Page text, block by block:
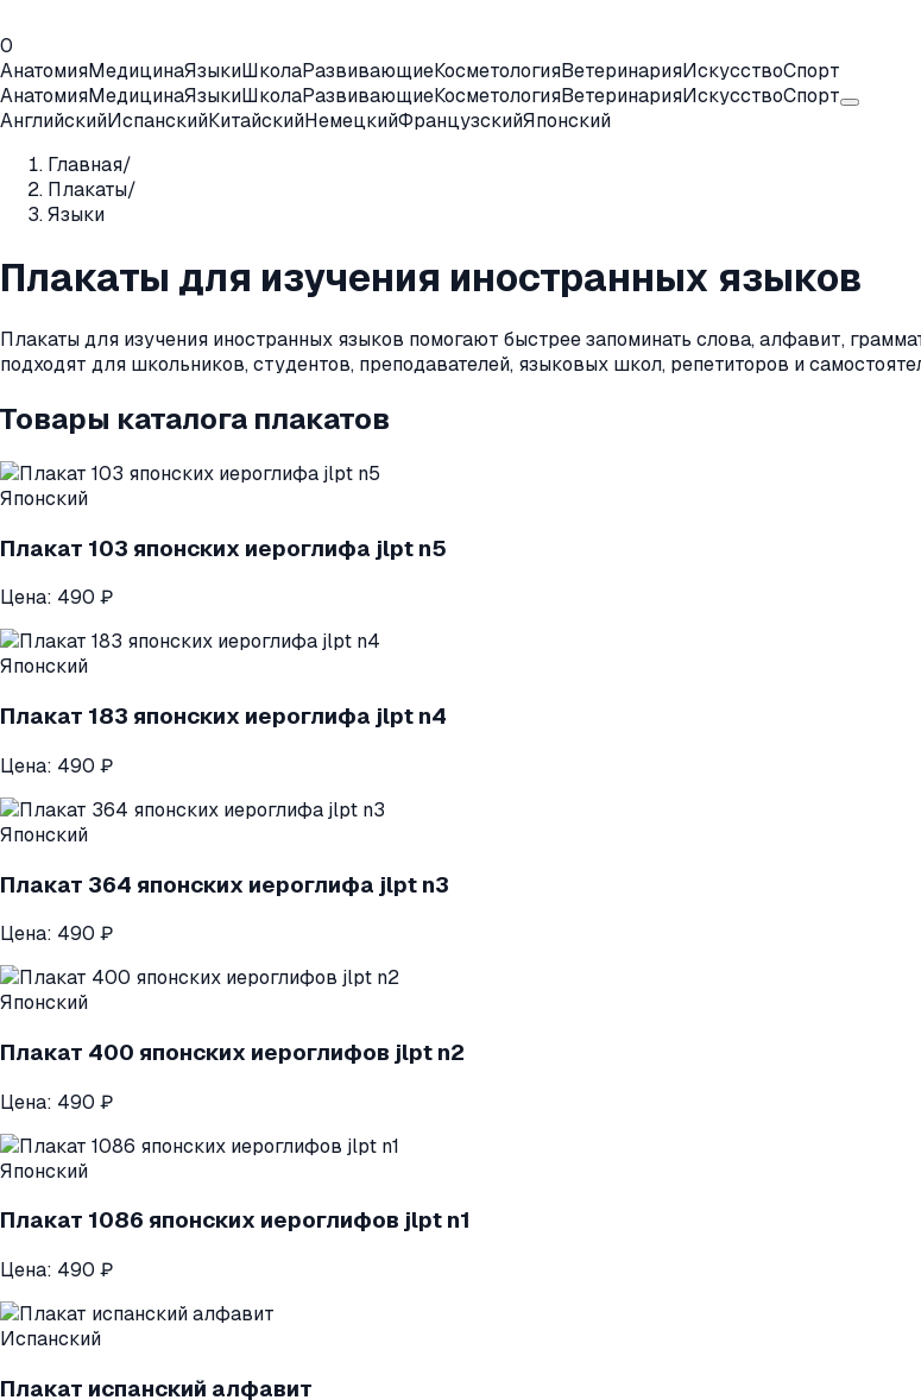
0
АнатомияМедицинаЯзыкиШколаРазвивающиеКосметологияВетеринарияИскусствоСпорт
АнатомияМедицинаЯзыкиШколаРазвивающиеКосметологияВетеринарияИскусствоСпорт
АнглийскийИспанскийКитайскийНемецкийФранцузскийЯпонский
Главная/
Плакаты/
Языки
Плакаты для изучения иностранных языков
Плакаты для изучения иностранных языков помогают быстрее запоминать слова, алфавит,
подходят для школьников, студентов, преподавателей, языковых школ, репетиторов и
Товары каталога плакатов
Японский
Плакат 103 японских иероглифа jlpt n5
Цена: 490 ₽
Японский
Плакат 183 японских иероглифа jlpt n4
Цена: 490 ₽
Японский
Плакат 364 японских иероглифа jlpt n3
Цена: 490 ₽
Японский
Плакат 400 японских иероглифов jlpt n2
Цена: 490 ₽
Японский
Плакат 1086 японских иероглифов jlpt n1
Цена: 490 ₽
Испанский
Плакат испанский алфавит